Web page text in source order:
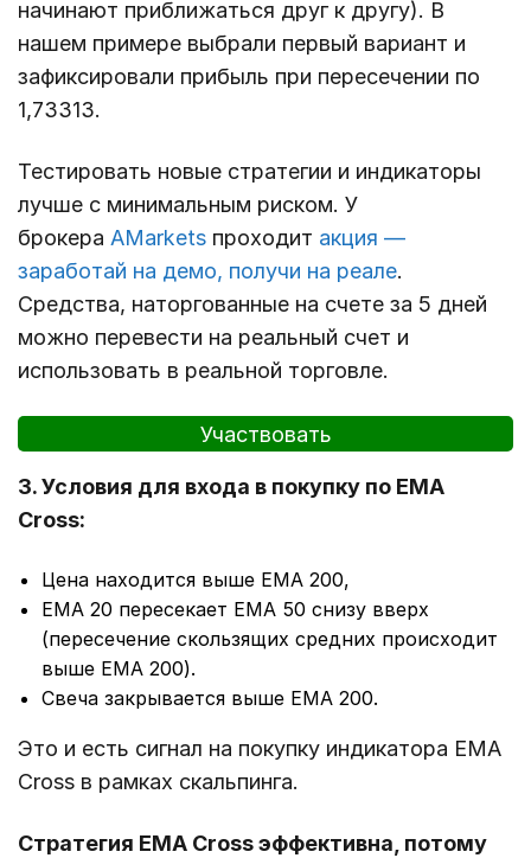
начинают приближаться друг к другу). В
нашем примере выбрали первый вариант и
зафиксировали прибыль при пересечении по
1,73313.
Тестировать новые стратегии и индикаторы
лучше с минимальным риском. У
брокера AMarkets проходит акция —
заработай на демо, получи на реале.
Средства, наторгованные на счете за 5 дней
можно перевести на реальный счет и
использовать в реальной торговле.
Участвовать
3. Условия для входа в покупку по EMA
Cross:
Цена находится выше EMA 200,
EMA 20 пересекает EMA 50 снизу вверх
(пересечение скользящих средних происходит
выше EMA 200).
Свеча закрывается выше EMA 200.
Это и есть сигнал на покупку индикатора EMA
Cross в рамках скальпинга.
Стратегия EMA Cross эффективна, потому